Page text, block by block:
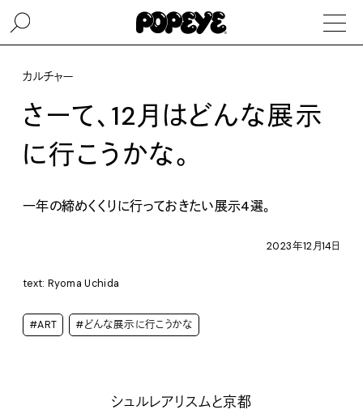
カルチャー
さーて、12月はどんな展示
に行こうかな。
一年の締めくくりに行っておきたい展示4選。
2023年12月14日
text: Ryoma Uchida
#ART #どんな展示に行こうかな
シュルレアリスムと京都